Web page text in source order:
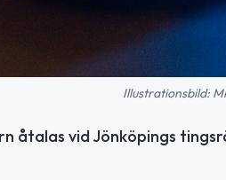
Illustrationsbild:
åtalas vid Jönköpings